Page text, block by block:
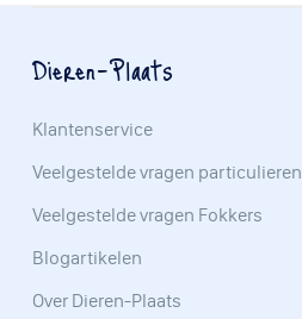
Dieren-Plaats
Klantenservice
Veelgestelde vragen particulieren
Veelgestelde vragen Fokkers
Blogartikelen
Over Dieren-Plaats